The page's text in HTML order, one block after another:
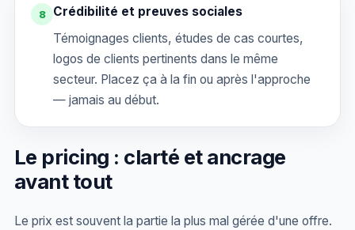
8
Crédibilité et preuves sociales
Témoignages clients, études de cas courtes,
logos de clients pertinents dans le même
secteur. Placez ça à la fin ou après l'approche
— jamais au début.
Le pricing : clarté et ancrage
avant tout
Le prix est souvent la partie la plus mal gérée d'une offre.